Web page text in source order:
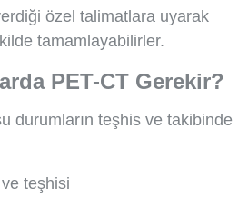
özel talimatlara uyarak
tamamlayabilirler.
PET-CT Gerekir?
durumların teşhis ve takibinde
teşhisi